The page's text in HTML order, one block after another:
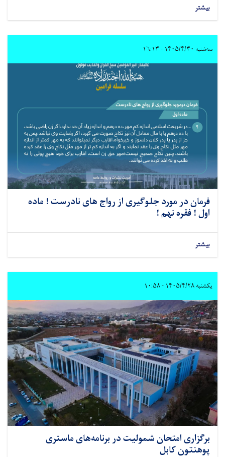
بیشتر
سه‌شنبه ۱۴۰۵/۴/۳۰ - ۱۶:۱۳
فرمان در مورد جلوگیری از رواج های نادرست ! ماده
اول ! فقره نهم !
بیشتر
یکشنبه ۱۴۰۵/۴/۲۸ - ۱۰:۵۸
برگزاری امتحان شمولیت در برنامه‌های ماستری
پوهنتون کابل